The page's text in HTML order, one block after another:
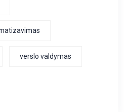
verslo valdymas